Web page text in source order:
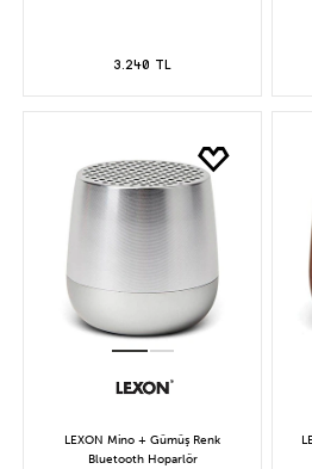
3.240 TL
LEXON Mino + Gümüş Renk
Bluetooth Hoparlör